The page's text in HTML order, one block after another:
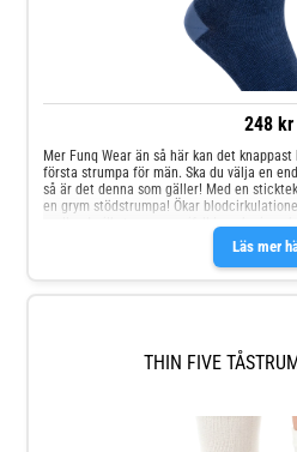
248 kr
Läs mer
Mer Funq Wear än så här kan det knappast
första strumpa för män. Ska du välja en
så är det denna som gäller! Med en
en grym stödstrumpa! Ökar
svullnad, vilket ger energifyllda och pigga
THIN FIVE